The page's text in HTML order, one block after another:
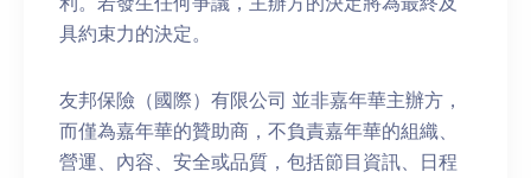
具約束力的決定。
友邦保險（國際）有限公司 並非嘉年華主辦方，
而僅為嘉年華的贊助商，不負責嘉年華的組織、
營運、內容、安全或品質，包括節目資訊、日程